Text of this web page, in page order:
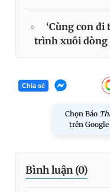
‘Cùng con đi
trình xuôi dòng
Chia sẻ
Chọn Báo
trên
Bình luận (0)